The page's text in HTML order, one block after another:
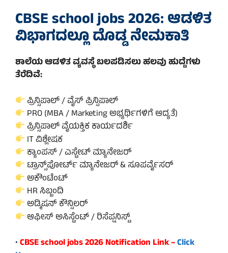
CBSE school jobs 2026: ಆಡಳಿತ
ವಿಭಾಗದಲ್ಲೂ ದೊಡ್ಡ ನೇಮಕಾತಿ
ಶಾಲೆಯ ಆಡಳಿತ ವ್ಯವಸ್ಥೆ ಬಲಪಡಿಸಲು ಹಲವು ಹುದ್ದೆಗಳು
ತೆರೆದಿವೆ:
ಪ್ರಿನ್ಸಿಪಾಲ್ / ವೈಸ್ ಪ್ರಿನ್ಸಿಪಾಲ್
PRO (MBA / Marketing ಅಭ್ಯರ್ಥಿಗಳಿಗೆ ಆದ್ಯತೆ)
ಪ್ರಿನ್ಸಿಪಾಲ್ ವೈಯಕ್ತಿಕ ಕಾರ್ಯದರ್ಶಿ
IT ವಿಶ್ಲೇಷಕ
ಕ್ಯಾಂಪಸ್ / ಎಸ್ಟೇಟ್ ಮ್ಯಾನೇಜರ್
ಟ್ರಾನ್ಸ್‌ಪೋರ್ಟ್ ಮ್ಯಾನೇಜರ್ & ಸೂಪರ್ವೈಸರ್
ಅಕೌಂಟೆಂಟ್
HR ಸಿಬ್ಬಂದಿ
ಅಡ್ಮಿಷನ್ ಕೌನ್ಸಿಲರ್
ಆಫೀಸ್ ಅಸಿಸ್ಟೆಂಟ್ / ರಿಸೆಪ್ಷನಿಸ್ಟ್
•CBSE school jobs 2026 Notification Link –Click